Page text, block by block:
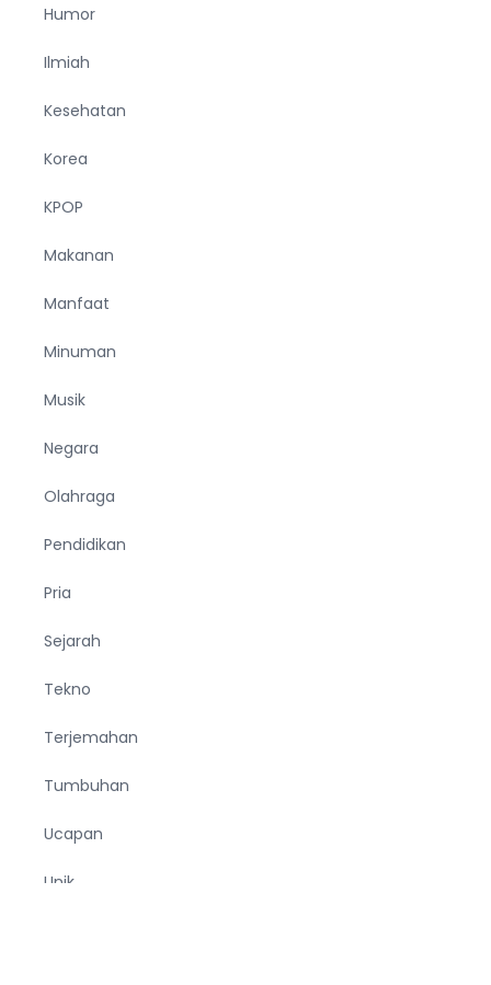
Humor
Ilmiah
Kesehatan
Korea
KPOP
Makanan
Manfaat
Minuman
Musik
Negara
Olahraga
Pendidikan
Pria
Sejarah
Tekno
Terjemahan
Tumbuhan
Ucapan
Unik